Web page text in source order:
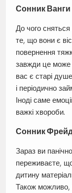
Сонник Ванги
До чого
те, що вони є
повернення
завжди це може
вас є старі
і періодично
Іноді саме
важкі хвороби.
Сонник
Зараз ви
переживаєте,
дитину
Також